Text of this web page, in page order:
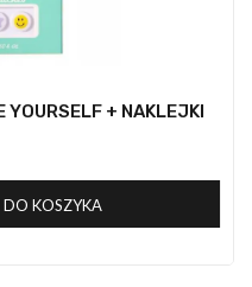
+ NAKLEJKI
KOSZYKA